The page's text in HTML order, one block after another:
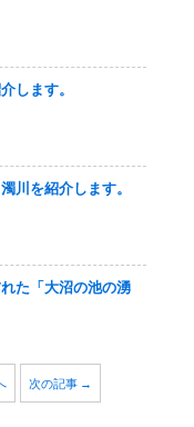
します。
川を紹介します。
た「大沼の池の湧
次の記事 →